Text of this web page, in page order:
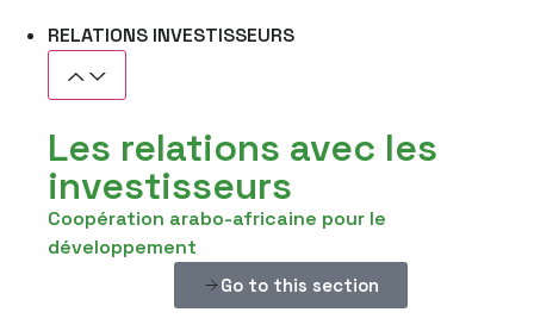
RELATIONS INVESTISSEURS
Les relations avec les
investisseurs
Coopération arabo-africaine pour le
développement
Go to this section